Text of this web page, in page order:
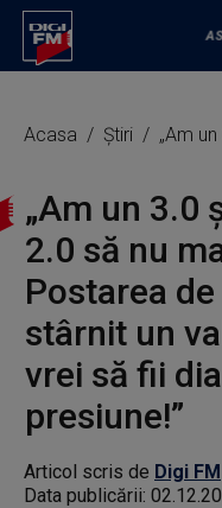
Acasa Știri „Am un 3.0 și vreau acte
„Am un 3.0
2.0 să nu
Postarea
stârnit un
vrei să fii
presiune!”
Articol scris de Digi FM
Data publicării: